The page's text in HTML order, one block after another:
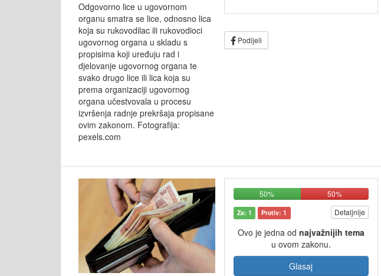
Odgovorno lice u ugovornom
organu smatra se lice, odnosno lica
koja su rukovodilac ili rukovodioci
ugovornog organa u skladu s
propisima koji uređuju rad i
djelovanje ugovornog organa te
svako drugo lice ili lica koja su
prema organizaciji ugovornog
organa učestvovala u procesu
izvršenja radnje prekršaja propisane
ovim zakonom. Fotografija:
pexels.com
Podijeli
50% 50%
Za: 1 Protiv: 1 Detaljnije
Ovo je jedna od najvažnijih tema
u ovom zakonu.
Glasaj